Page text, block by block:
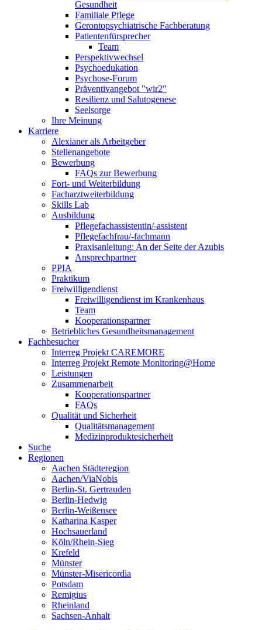
Gesundheit
Familiale Pflege
Gerontopsychiatrische Fachberatung
Patientenfürsprecher
Team
Perspektivwechsel
Psychoedukation
Psychose-Forum
Präventivangebot "wir2"
Resilienz und Salutogenese
Seelsorge
Ihre Meinung
Karriere
Alexianer als Arbeitgeber
Stellenangebote
Bewerbung
FAQs zur Bewerbung
Fort- und Weiterbildung
Facharztweiterbildung
Skills Lab
Ausbildung
Pflegefachassistentin/-assistent
Pflegefachfrau/-fachmann
Praxisanleitung: An der Seite der Azubis
Ansprechpartner
PPIA
Praktikum
Freiwilligendienst
Freiwilligendienst im Krankenhaus
Team
Kooperationspartner
Betriebliches Gesundheitsmanagement
Fachbesucher
Interreg Projekt CAREMORE
Interreg Projekt Remote Monitoring@Home
Leistungen
Zusammenarbeit
Kooperationspartner
FAQs
Qualität und Sicherheit
Qualitätsmanagement
Medizinproduktesicherheit
Suche
Regionen
Aachen Städteregion
Aachen/ViaNobis
Berlin-St. Gertrauden
Berlin-Hedwig
Berlin-Weißensee
Katharina Kasper
Hochsauerland
Köln/Rhein-Sieg
Krefeld
Münster
Münster-Misericordia
Potsdam
Remigius
Rheinland
Sachsen-Anhalt